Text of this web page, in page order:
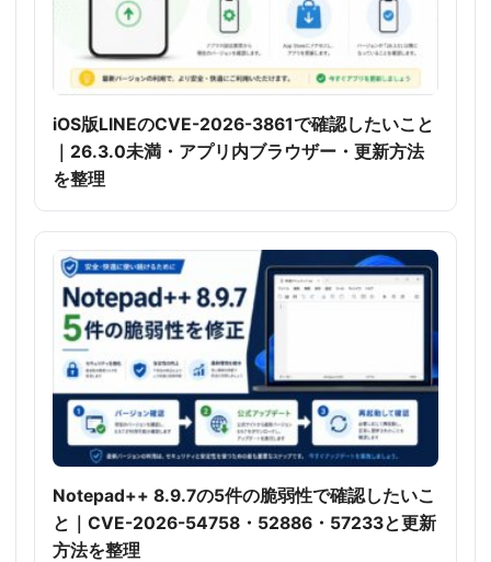
iOS版LINEのCVE-2026-3861で確認したいこと
｜26.3.0未満・アプリ内ブラウザー・更新方法
を整理
Notepad++ 8.9.7の5件の脆弱性で確認したいこ
と｜CVE-2026-54758・52886・57233と更新
方法を整理